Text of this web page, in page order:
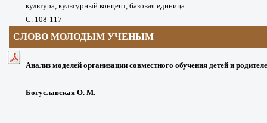
культура, культурный концепт, базовая единица.
С. 108-117
СЛОВО МОЛОДЫМ УЧЕНЫМ
Анализ моделей организации совместного обучения детей и
Богуславская О. М.